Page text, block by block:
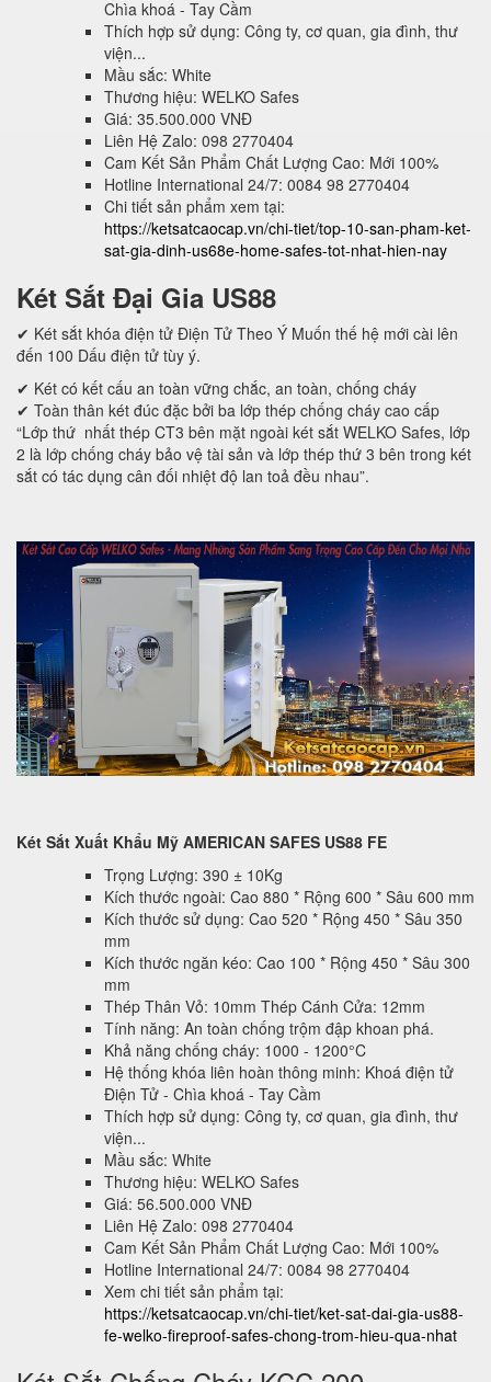
Chìa khoá - Tay Cầm
Thích hợp sử dụng: Công ty, cơ quan, gia đình, thư
viện...
Mầu sắc: White
Thương hiệu: WELKO Safes
Giá: 35.500.000 VNĐ
Liên Hệ Zalo: 098 2770404
Cam Kết Sản Phẩm Chất Lượng Cao: Mới 100%
Hotline International 24/7: 0084 98 2770404
Chi tiết sản phẩm xem tại:
https://ketsatcaocap.vn/chi-tiet/top-10-san-pham-ket-
sat-gia-dinh-us68e-home-safes-tot-nhat-hien-nay
Két Sắt Đại Gia US88
✔ Két sắt khóa điện tử Điện Tử Theo Ý Muốn thế hệ mới cài lên
đến 100 Dấu điện tử tùy ý.
✔ Két có kết cấu an toàn vững chắc, an toàn, chống cháy
✔ Toàn thân két đúc đặc bởi ba lớp thép chống cháy cao cấp
“Lớp thứ nhất thép CT3 bên mặt ngoài két sắt WELKO Safes, lớp
2 là lớp chống cháy bảo vệ tài sản và lớp thép thứ 3 bên trong két
sắt có tác dụng cân đối nhiệt độ lan toả đều nhau”.
Két Sắt Xuất Khẩu Mỹ AMERICAN SAFES US88 FE
Trọng Lượng: 390 ± 10Kg
Kích thước ngoài: Cao 880 * Rộng 600 * Sâu 600 mm
Kích thước sử dụng: Cao 520 * Rộng 450 * Sâu 350
mm
Kích thước ngăn kéo: Cao 100 * Rộng 450 * Sâu 300
mm
Thép Thân Vỏ: 10mm Thép Cánh Cửa: 12mm
Tính năng: An toàn chống trộm đập khoan phá.
Khả năng chống cháy: 1000 - 1200°C
Hệ thống khóa liên hoàn thông minh: Khoá điện tử
Điện Tử - Chìa khoá - Tay Cầm
Thích hợp sử dụng: Công ty, cơ quan, gia đình, thư
viện...
Mầu sắc: White
Thương hiệu: WELKO Safes
Giá: 56.500.000 VNĐ
Liên Hệ Zalo: 098 2770404
Cam Kết Sản Phẩm Chất Lượng Cao: Mới 100%
Hotline International 24/7: 0084 98 2770404
Xem chi tiết sản phẩm tại:
https://ketsatcaocap.vn/chi-tiet/ket-sat-dai-gia-us88-
fe-welko-fireproof-safes-chong-trom-hieu-qua-nhat